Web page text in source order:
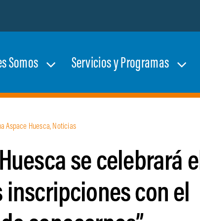
Somos Servicios y Programas
Aspace Huesca, Noticias
se celebrará
inscripciones con el